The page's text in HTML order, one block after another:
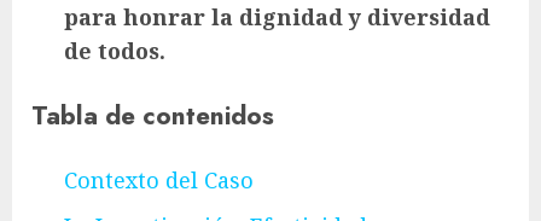
para honrar la dignidad y diversidad
de todos.
Tabla de contenidos
Contexto del Caso